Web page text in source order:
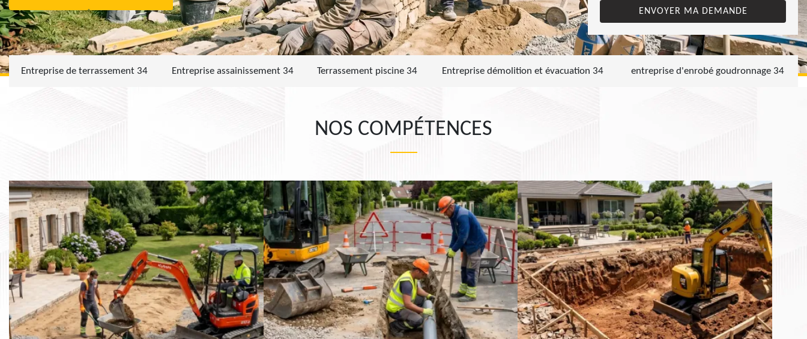
Entreprise de terrassement 34 Entreprise assainissement 34 Terrassement piscine 34 Entreprise démolition et évacuation 34 entreprise d'enrobé goudronnage 34
NOS COMPÉTENCES